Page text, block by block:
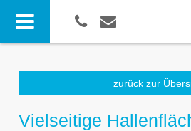
zurück zur
Vielseitige